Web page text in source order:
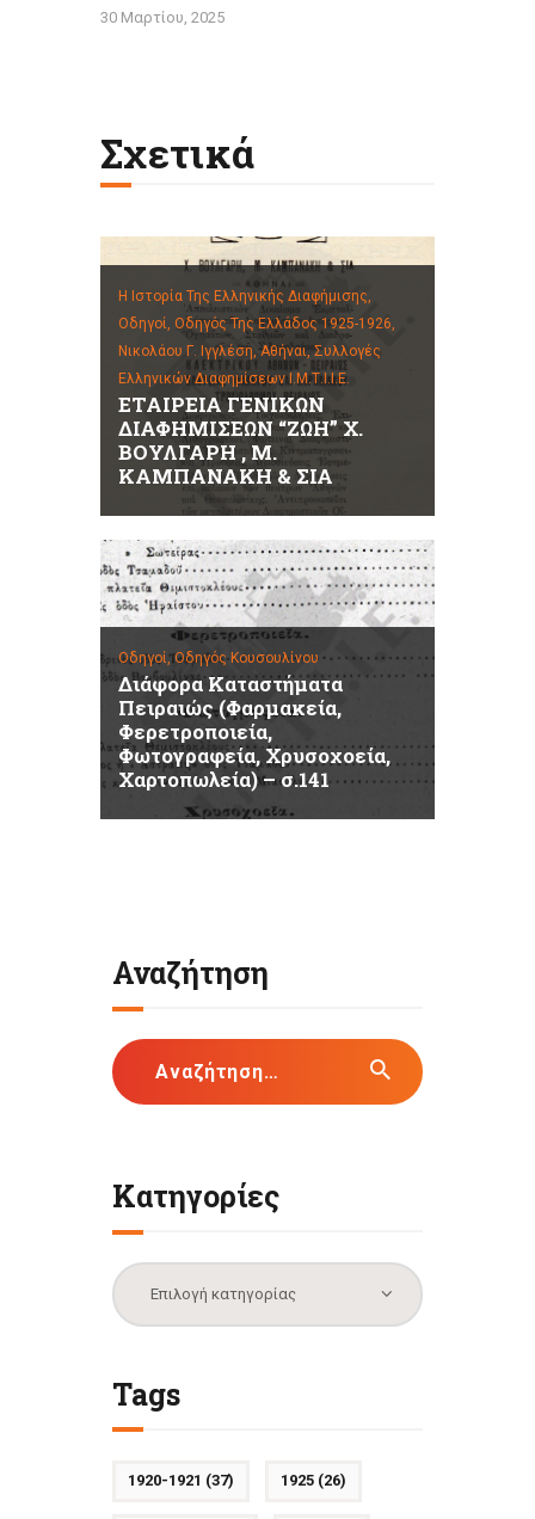
30 Μαρτίου, 2025
Σχετικά
Η Ιστορία Της Ελληνικής Διαφήμισης,
Οδηγοί, Οδηγός Της Ελλάδος 1925-1926,
Νικολάου Γ. Ιγγλέση, Αθήναι, Συλλογές
Ελληνικών Διαφημίσεων Ι.Μ.Τ.Ι.Ι.Ε.
ΕΤΑΙΡΕΙΑ ΓΕΝΙΚΩΝ
ΔΙΑΦΗΜΙΣΕΩΝ “ΖΩΗ” Χ.
ΒΟΥΛΓΑΡΗ , Μ.
ΚΑΜΠΑΝΑΚΗ & ΣΙΑ
Οδηγοί,Οδηγός Κουσουλίνου
Διάφορα Καταστήματα
Πειραιώς (Φαρμακεία,
Φερετροποιεία,
Φωτογραφεία, Χρυσοχοεία,
Χαρτοπωλεία) – σ.141
Αναζήτηση
Αναζήτηση
για:
Κατηγορίες
Κατηγορίες
Tags
1920-1921 (37) 1925(26)